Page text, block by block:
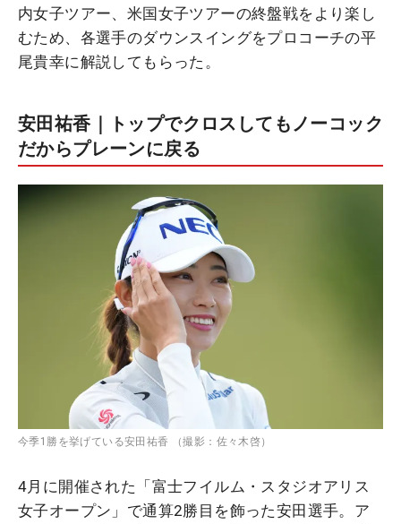
内女子ツアー、米国女子ツアーの終盤戦をより楽し
むため、各選手のダウンスイングをプロコーチの平
尾貴幸に解説してもらった。
安田祐香｜トップでクロスしてもノーコック
だからプレーンに戻る
今季1勝を挙げている安田祐香 （撮影：佐々木啓）
4月に開催された「富士フイルム・スタジオアリス
女子オープン」で通算2勝目を飾った安田選手。ア